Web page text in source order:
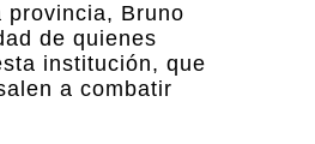
Bruno
de quienes
institución, que
a combatir